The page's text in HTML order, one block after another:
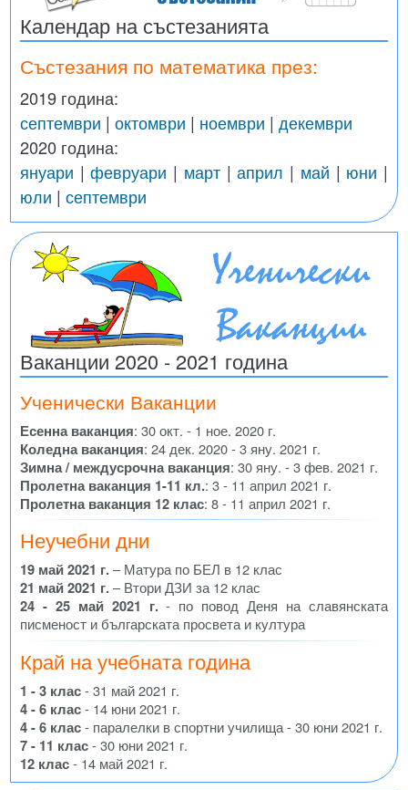
Календар на състезанията
Състезания по математика през:
2019 година:
септември | октомври | ноември | декември
2020 година:
януари |февруари | март|април | май | юни |
юли | септември
Ваканции 2020 - 2021 година
Ученически Ваканции
Есенна ваканция: 30 окт. - 1 ное. 2020 г.
Коледна ваканция: 24 дек. 2020 - 3 яну. 2021 г.
Зимна / междусрочна ваканция: 30 яну. - 3 фев. 2021 г.
Пролетна ваканция 1-11 кл.: 3 - 11 април 2021 г.
Пролетна ваканция 12 клас: 8 - 11 април 2021 г.
Неучебни дни
19 май 2021 г.– Матура по БЕЛ в 12 клас
21 май 2021 г.– Втори ДЗИ за 12 клас
24 - 25 май 2021 г.- по повод Деня на славянската
писменост и българската просвета и култура
Край на учебната година
1 - 3 клас- 31 май 2021 г.
4 - 6 клас- 14 юни 2021 г.
4 - 6 клас- паралелки в спортни училища - 30 юни 2021 г.
7 - 11 клас- 30 юни 2021 г.
12 клас- 14 май 2021 г.